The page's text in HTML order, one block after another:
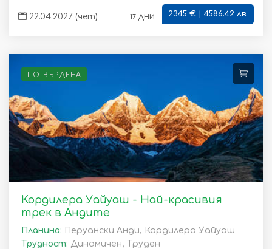
22.04.2027 (чет) 17 дни 2345 € | 4586.42 лв.
ПОТВЪРДЕНА
Кордилера Уайуаш - Най-красивия
трек в Андите
Планина: Перуански Анди, Кордилера Уайуаш
Трудност: Динамичен, Труден